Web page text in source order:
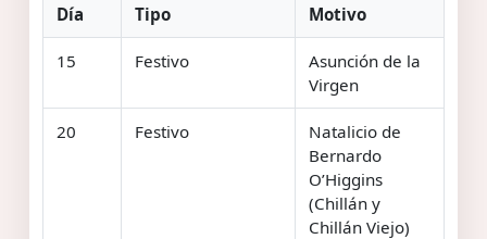
Día Tipo Motivo
15 Festivo
Asunción de la
Virgen
20 Festivo
Natalicio de
Bernardo
O’Higgins
(Chillán y
Chillán Viejo)